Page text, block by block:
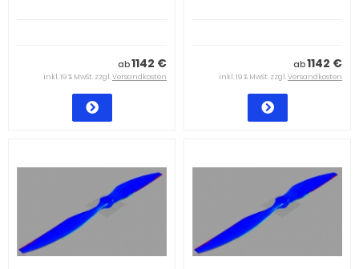
ab1142 €
inkl. 19 % MwSt. zzgl.Versandkosten
ab1142 €
inkl. 19 % MwSt. zzgl.Versandkosten